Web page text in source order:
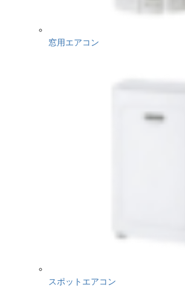
窓用エアコン
スポットエアコン